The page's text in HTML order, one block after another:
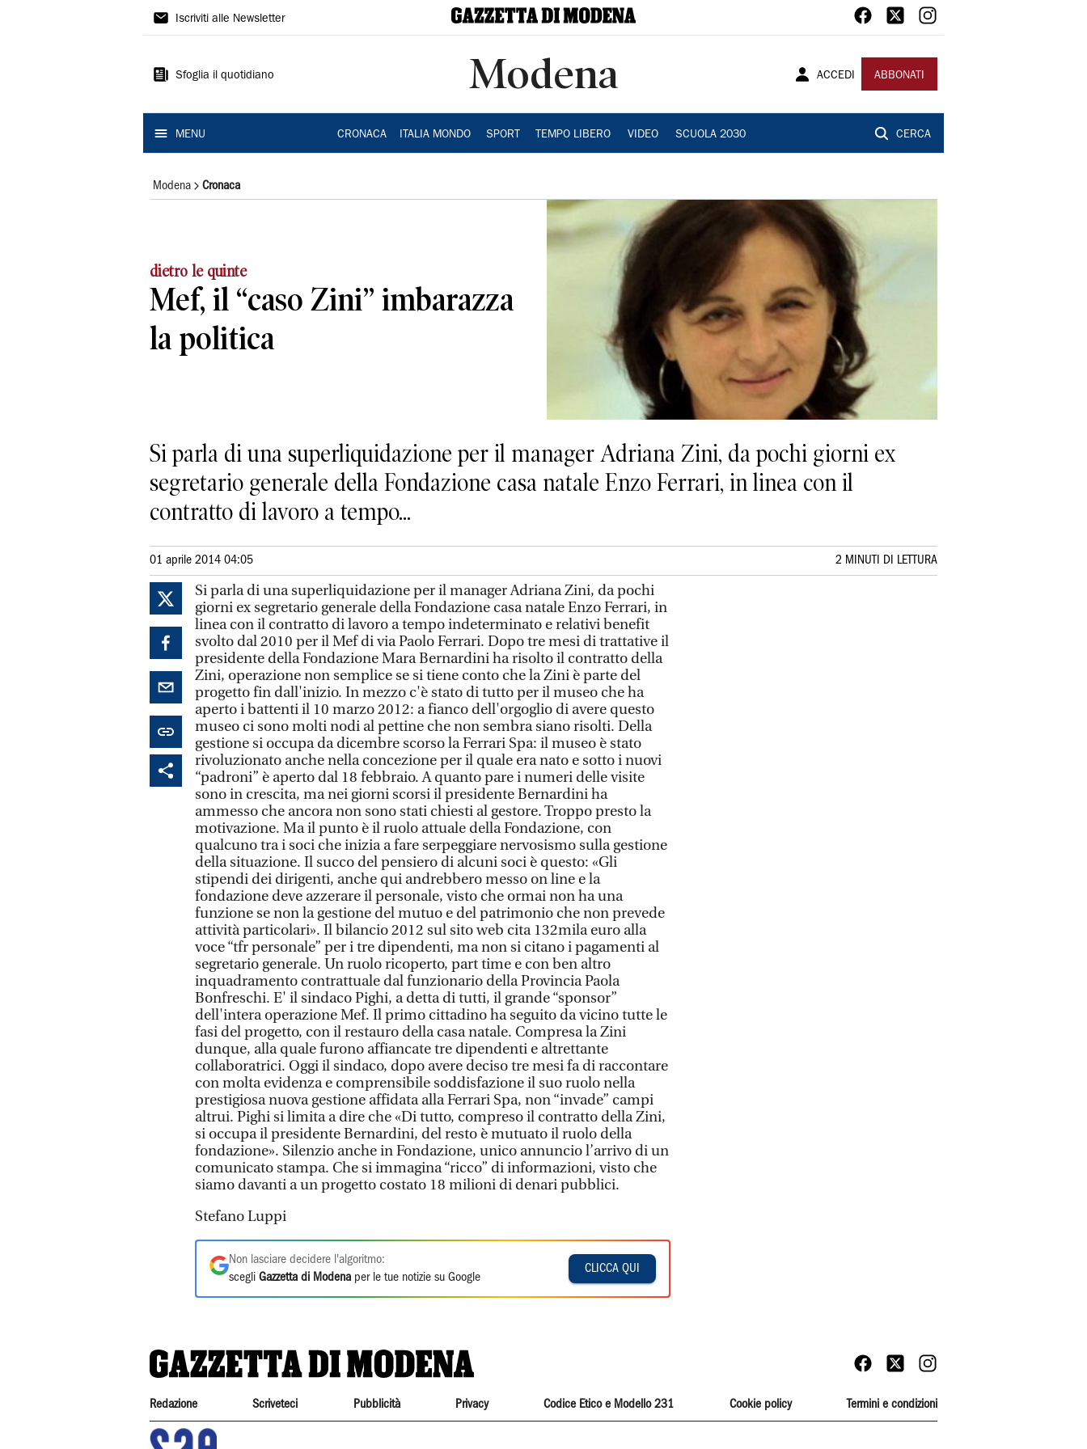
Gazzetta
Modena
Iscriviti alle Newsletter
Sfoglia il quotidiano Modena ACCEDI ABBONATI
MENU CRONACA ITALIA MONDO SPORT TEMPO LIBERO VIDEO SCUOLA 2030 CERCA
Modena Cronaca
dietro le quinte
Mef, il “caso Zini” imbarazza
la politica
Si parla di una superliquidazione per il manager Adriana Zini, da pochi giorni ex
segretario generale della Fondazione casa natale Enzo Ferrari, in linea con il
contratto di lavoro a tempo...
01 aprile 2014 04:05 2 MINUTI DI LETTURA
Si parla di una superliquidazione per il manager Adriana Zini, da pochi
giorni ex segretario generale della Fondazione casa natale Enzo Ferrari, in
linea con il contratto di lavoro a tempo indeterminato e relativi benefit
svolto dal 2010 per il Mef di via Paolo Ferrari. Dopo tre mesi di trattative il
presidente della Fondazione Mara Bernardini ha risolto il contratto della
Zini, operazione non semplice se si tiene conto che la Zini è parte del
progetto fin dall'inizio. In mezzo c'è stato di tutto per il museo che ha
aperto i battenti il 10 marzo 2012: a fianco dell'orgoglio di avere questo
museo ci sono molti nodi al pettine che non sembra siano risolti. Della
gestione si occupa da dicembre scorso la Ferrari Spa: il museo è stato
rivoluzionato anche nella concezione per il quale era nato e sotto i nuovi
“padroni” è aperto dal 18 febbraio. A quanto pare i numeri delle visite
sono in crescita, ma nei giorni scorsi il presidente Bernardini ha
ammesso che ancora non sono stati chiesti al gestore. Troppo presto la
motivazione. Ma il punto è il ruolo attuale della Fondazione, con
qualcuno tra i soci che inizia a fare serpeggiare nervosismo sulla gestione
della situazione. Il succo del pensiero di alcuni soci è questo: «Gli
stipendi dei dirigenti, anche qui andrebbero messo on line e la
fondazione deve azzerare il personale, visto che ormai non ha una
funzione se non la gestione del mutuo e del patrimonio che non prevede
attività particolari». Il bilancio 2012 sul sito web cita 132mila euro alla
voce “tfr personale” per i tre dipendenti, ma non si citano i pagamenti al
segretario generale. Un ruolo ricoperto, part time e con ben altro
inquadramento contrattuale dal funzionario della Provincia Paola
Bonfreschi. E' il sindaco Pighi, a detta di tutti, il grande “sponsor”
dell'intera operazione Mef. Il primo cittadino ha seguito da vicino tutte le
fasi del progetto, con il restauro della casa natale. Compresa la Zini
dunque, alla quale furono affiancate tre dipendenti e altrettante
collaboratrici. Oggi il sindaco, dopo avere deciso tre mesi fa di raccontare
con molta evidenza e comprensibile soddisfazione il suo ruolo nella
prestigiosa nuova gestione affidata alla Ferrari Spa, non “invade” campi
altrui. Pighi si limita a dire che «Di tutto, compreso il contratto della Zini,
si occupa il presidente Bernardini, del resto è mutuato il ruolo della
fondazione». Silenzio anche in Fondazione, unico annuncio l’arrivo di un
comunicato stampa. Che si immagina “ricco” di informazioni, visto che
siamo davanti a un progetto costato 18 milioni di denari pubblici.
Stefano Luppi
Non lasciare decidere l'algoritmo:
scegli Gazzetta di Modena per le tue notizie su Google
CLICCA QUI
Redazione Scriveteci Pubblicità Privacy Codice Etico e Modello 231 Cookie policy Termini e condizioni